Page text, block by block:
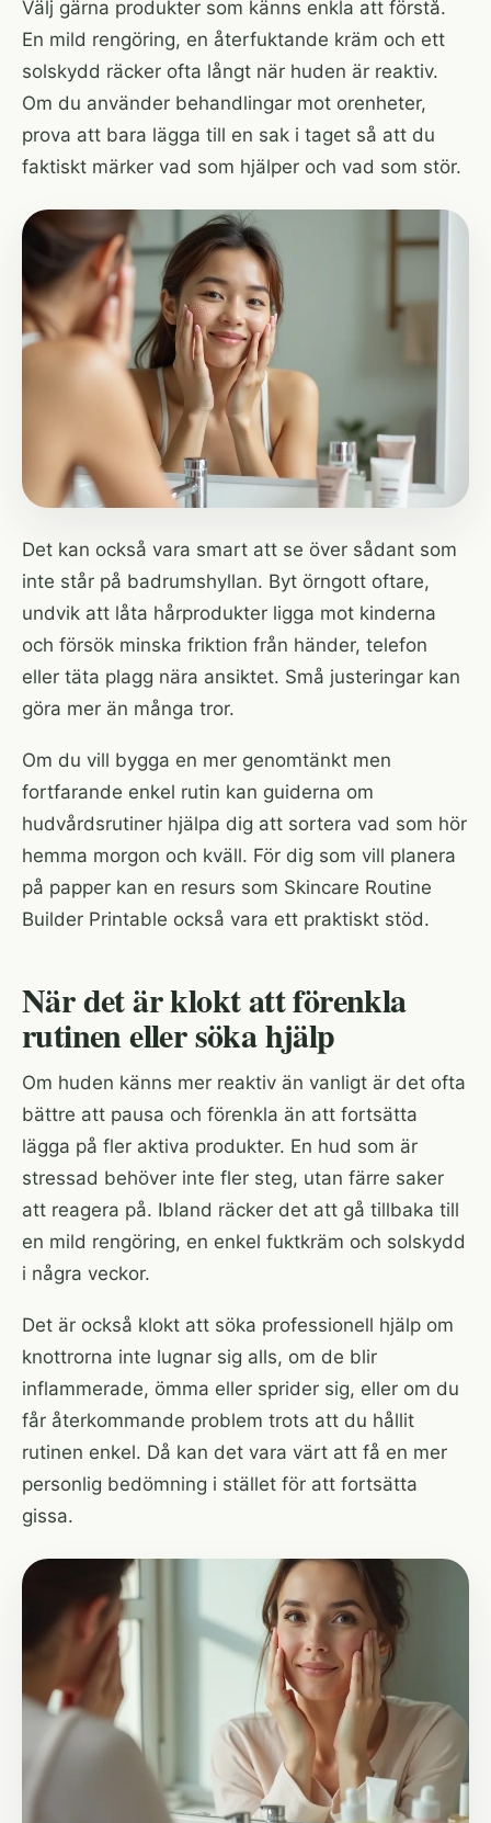
Välj gärna produkter som känns enkla att förstå.
En mild rengöring, en återfuktande kräm och ett
solskydd räcker ofta långt när huden är reaktiv.
Om du använder behandlingar mot orenheter,
prova att bara lägga till en sak i taget så att du
faktiskt märker vad som hjälper och vad som stör.
Det kan också vara smart att se över sådant som
inte står på badrumshyllan. Byt örngott oftare,
undvik att låta hårprodukter ligga mot kinderna
och försök minska friktion från händer, telefon
eller täta plagg nära ansiktet. Små justeringar kan
göra mer än många tror.
Om du vill bygga en mer genomtänkt men
fortfarande enkel rutin kan guiderna om
hudvårdsrutiner hjälpa dig att sortera vad som hör
hemma morgon och kväll. För dig som vill planera
på papper kan en resurs som Skincare Routine
Builder Printable också vara ett praktiskt stöd.
När det är klokt att förenkla
rutinen eller söka hjälp
Om huden känns mer reaktiv än vanligt är det ofta
bättre att pausa och förenkla än att fortsätta
lägga på fler aktiva produkter. En hud som är
stressad behöver inte fler steg, utan färre saker
att reagera på. Ibland räcker det att gå tillbaka till
en mild rengöring, en enkel fuktkräm och solskydd
i några veckor.
Det är också klokt att söka professionell hjälp om
knottrorna inte lugnar sig alls, om de blir
inflammerade, ömma eller sprider sig, eller om du
får återkommande problem trots att du hållit
rutinen enkel. Då kan det vara värt att få en mer
personlig bedömning i stället för att fortsätta
gissa.